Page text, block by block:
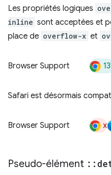
Les propriétés logiques
inline sont acceptées et
place de overflow-x et
Browser Support
Safari est désormais
Browser Support x
Pseudo-élément ::